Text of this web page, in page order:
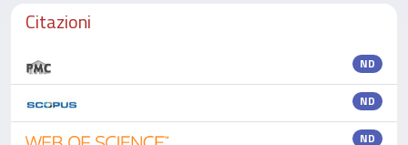
Citazioni
ND
ND
ND